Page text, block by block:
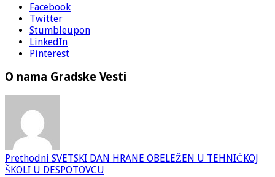
Facebook
Twitter
Stumbleupon
LinkedIn
Pinterest
O nama Gradske Vesti
Prethodni SVETSKI DAN HRANE OBELEŽEN U TEHNIČKOJ
ŠKOLI U DESPOTOVCU